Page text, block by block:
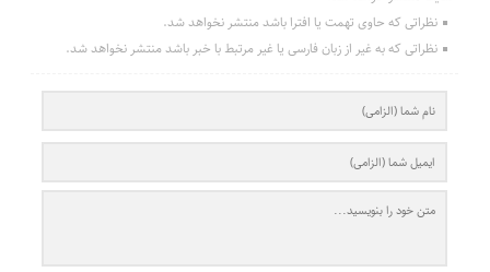
نظراتی که حاوی تهمت یا افترا باشد منتشر نخواهد شد.
نظراتی که به غیر از زبان فارسی یا غیر مرتبط با خبر باشد منتشر نخواهد شد.